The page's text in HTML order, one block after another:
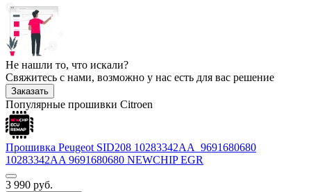
Не нашли то, что искали?
Свяжитесь с нами, возможно у нас есть для вас решение
Заказать
Популярные прошивки Citroen
Прошивка Peugeot SID208 10283342AA_9691680680
10283342AA 9691680680 NEWCHIP EGR
3 990 руб.